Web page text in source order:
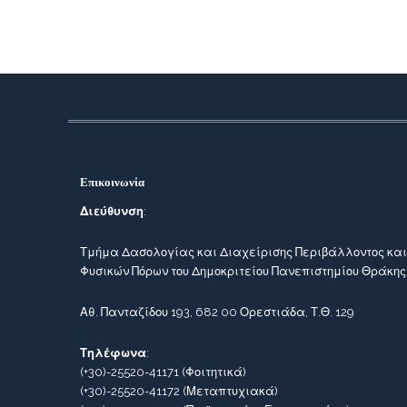
Επικοινωνία
Διεύθυνση:
Τμήμα Δασολογίας και Διαχείρισης Περιβάλλοντος και
Φυσικών Πόρων του Δημοκριτείου Πανεπιστημίου
Αθ. Πανταζίδου 193, 682 00 Ορεστιάδα, Τ.Θ. 129
Τηλέφωνα:
(+30)-25520-41171(Φοιτητικά)
(+30)-25520-41172 (Μεταπτυχιακά)